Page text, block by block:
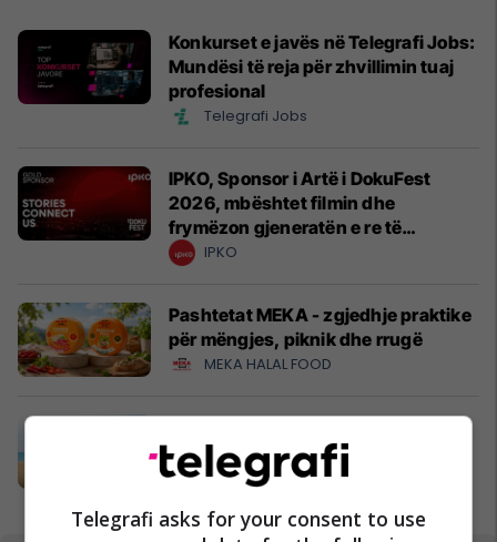
Konkurset e javës në Telegrafi Jobs:
Mundësi të reja për zhvillimin tuaj
profesional
Telegrafi Jobs
IPKO, Sponsor i Artë i DokuFest
2026, mbështet filmin dhe
frymëzon gjeneratën e re të
krijuesve
IPKO
Pashtetat MEKA - zgjedhje praktike
për mëngjes, piknik dhe rrugë
MEKA HALAL FOOD
mund t’ju sjellin një banesë
Banka Ekonomike
Telegrafi asks for your consent to use